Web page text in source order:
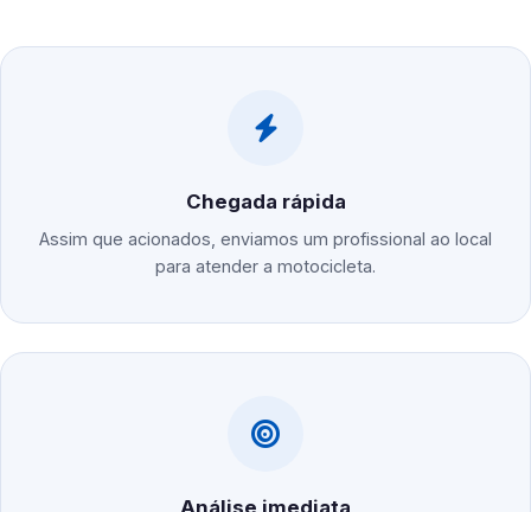
Chegada rápida
Assim que acionados, enviamos um profissional ao local
para atender a motocicleta.